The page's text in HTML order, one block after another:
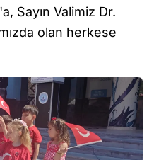
Sayın Valimiz Dr.
olan herkese